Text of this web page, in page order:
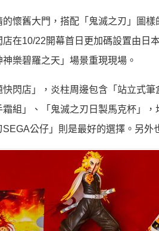
懷舊大門，搭配「鬼滅之刃」圖
在10/22開幕首日更加碼設置由日
樂碧羅之天」場景重現現場。
閃店」，炎柱周邊包含「站立式
組」、「鬼滅之刃日製馬克杯」
SEGA公仔」則是最好的選擇。另